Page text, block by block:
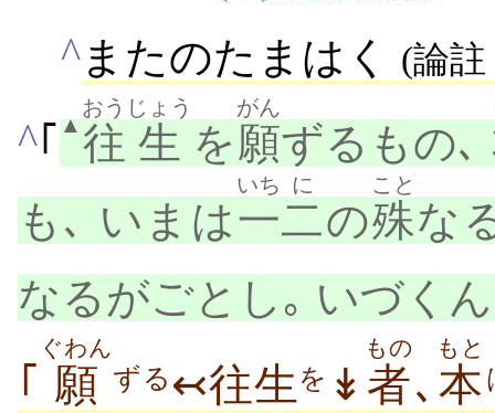
^またのたまはく (論
^｢ ▲往
おう
生
じょう
を願
がん
ずるもの､
も､ いまは一
いち
二
に
の殊
こと
な
なるがごとし｡ いづく
｢ 願
ぐわん
ずる ↢往生を ↡ 者
もの
､ 本
もと